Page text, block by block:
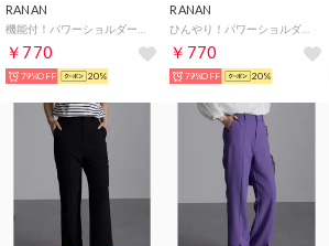
RANAN
機能付！パワーショルダープルオーバー （ブルー）
￥770
79%OFF 20%
RANAN
ひんやり！パワーショルダープルオーバー （オフホワイト）
￥770
79%OFF 20%